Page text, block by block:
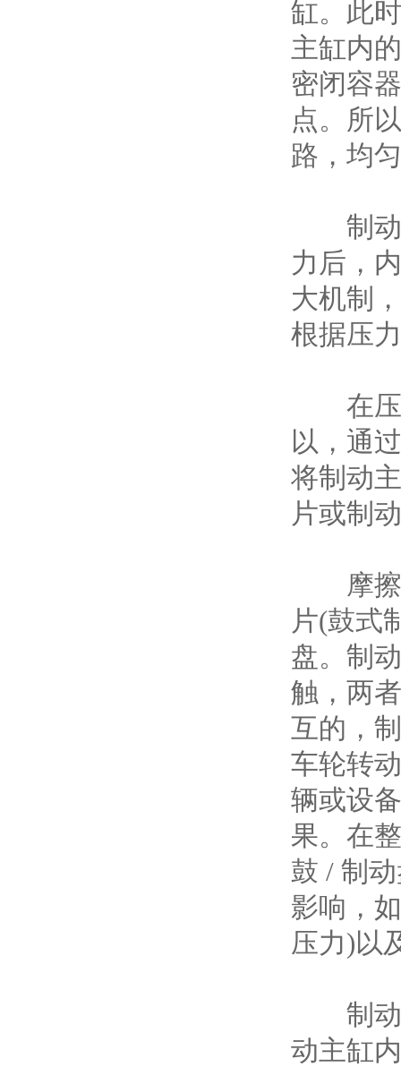
缸。此
主缸内
密闭容
点。所
路，均
制动
力后，
大机制
根据压
在压
以，通
将制动
片或制
摩擦
片(鼓式
盘。制
触，两
互的，
车轮转
辆或设
果。在
鼓 / 制
影响，
压力)以
制动
动主缸